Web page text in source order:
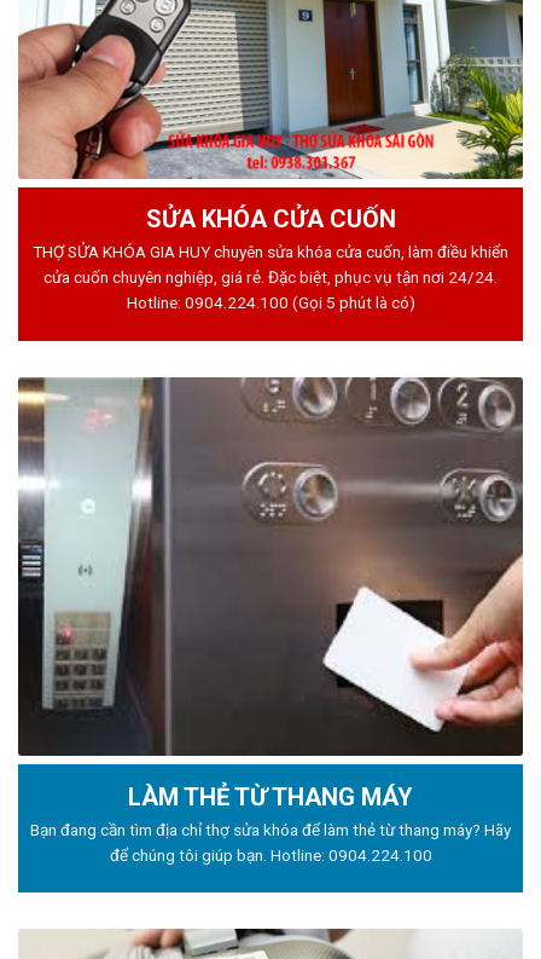
SỬA KHÓA CỬA CUỐN
THỢ SỬA KHÓA GIA HUY chuyên sửa khóa cửa cuốn, làm điều khiển
cửa cuốn chuyên nghiệp, giá rẻ. Đặc biệt, phục vụ tận nơi 24/24.
Hotline: 0904.224.100 (Gọi 5 phút là có)
LÀM THẺ TỪ THANG MÁY
Bạn đang cần tìm địa chỉ thợ sửa khóa để làm thẻ từ thang máy? Hãy
để chúng tôi giúp bạn. Hotline: 0904.224.100